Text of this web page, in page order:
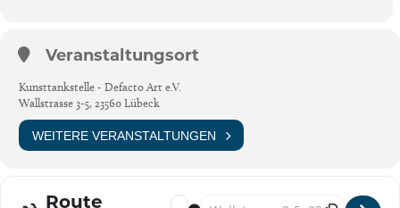
Veranstaltungsort
Kunsttankstelle - Defacto Art e.V.
Wallstrasse 3-5, 23560 Lübeck
WEITERE VERANSTALTUNGEN
Route
Address - “ Nach Grenzhof kommt New
Destination Address - “ Nach